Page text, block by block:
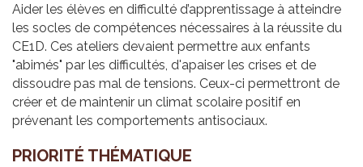
Aider les élèves en difficulté d’apprentissage à atteindre
les socles de compétences nécessaires à la réussite du
CE1D. Ces ateliers devaient permettre aux enfants
"abimés" par les difficultés, d'apaiser les crises et de
dissoudre pas mal de tensions. Ceux-ci permettront de
créer et de maintenir un climat scolaire positif en
prévenant les comportements antisociaux.
PRIO­RITÉ THÉ­MA­TIQUE